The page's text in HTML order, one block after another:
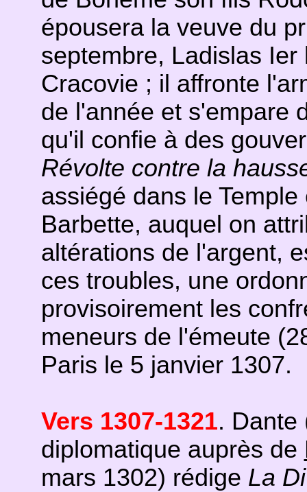
épousera la veuve du
septembre, Ladislas
Cracovie ; il affronte
de l'année et s'empare
qu'il confie à des
Révolte contre la
assiégé dans le
Barbette, auquel on
altérations de l'argent,
ces troubles, une
provisoirement les
meneurs de l'émeute
Paris le 5 janvier 1307.
Vers 1307-1321. Dante
diplomatique auprès de
mars 1302) rédige La